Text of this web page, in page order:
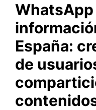
WhatsApp
España:
de